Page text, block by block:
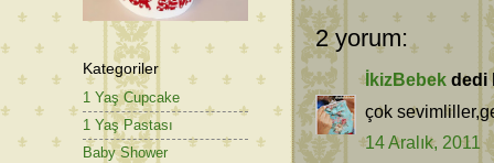
2 yorum:
İkizBebek dedi
çok
14 Aralık, 2011
Kategoriler
1 Yaş Cupcake
1 Yaş Pastası
Baby Shower